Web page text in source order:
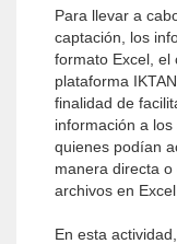
Para llevar a
captación, los
formato Excel, el
plataforma
finalidad de
información a
quienes podían
manera directa
archivos en Excel.
En esta